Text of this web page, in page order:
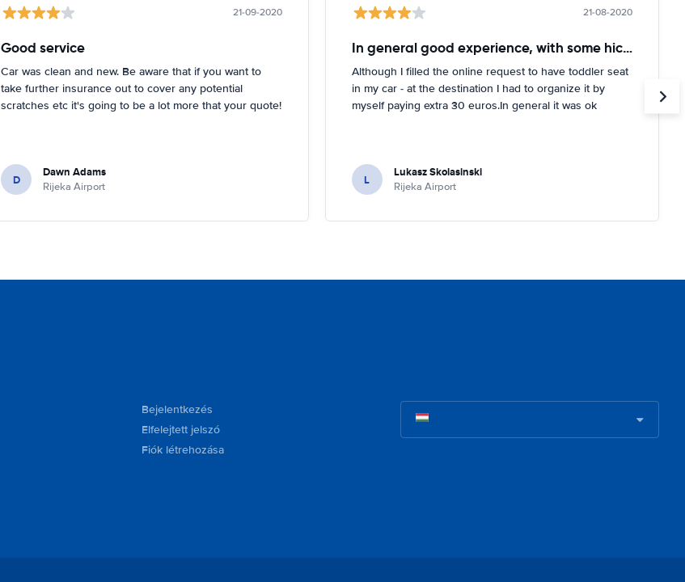
21-09-2020
Good service
Car was clean and new. Be aware that if you want to
take further insurance out to cover any potential
scratches etc it's going to be a lot more that your quote!
D Dawn Adams
Rijeka Airport
21-08-2020
In general good experience, with some hickups
Although I filled the online request to have toddler seat
in my car - at the destination I had to organize it by
myself paying extra 30 euros.In general it was ok
L Lukasz Skolasinski
Rijeka Airport
Bejelentkezés
Elfelejtett jelszó
Fiók létrehozása